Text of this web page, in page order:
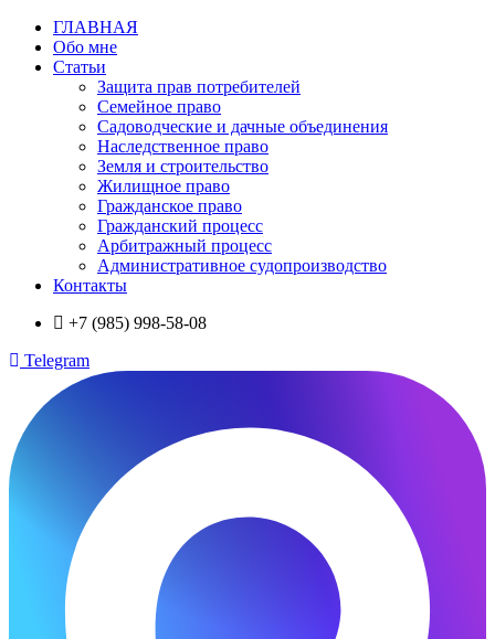
ГЛАВНАЯ
Обо мне
Статьи
Защита прав потребителей
Семейное право
Садоводческие и дачные объединения
Наследственное право
Земля и строительство
Жилищное право
Гражданское право
Гражданский процесс
Арбитражный процесс
Административное судопроизводство
Контакты
+7 (985) 998-58-08
Telegram